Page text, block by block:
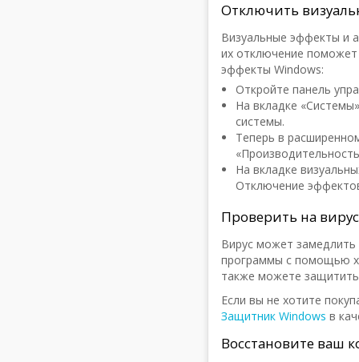
Отключить
Визуальные эффекты и
их отключение
эффекты Windows:
Откройте панель
На вкладке
системы.
Теперь в
На вкладке
Отключение
Проверить на
Вирус может
программы с помощью
также можете
Если вы не хотите
Защитник Windows в
Восстановите ваш